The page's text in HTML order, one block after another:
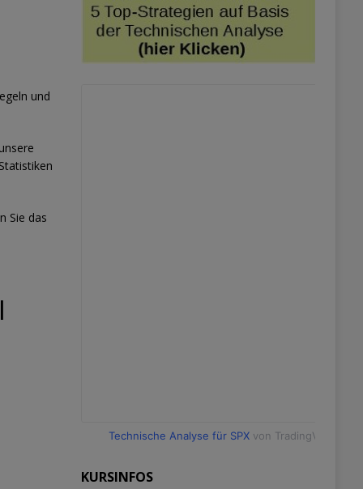
und
Sie das
Technische Analyse für SPXvon TradingView
KURSINFOS